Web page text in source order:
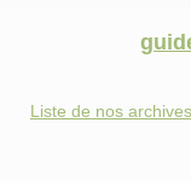
Liste de nos archives